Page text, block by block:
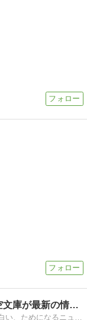
青空文庫のトレンド新着情報｜青空文庫が最新の情報を配信します